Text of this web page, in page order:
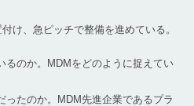
け、急ピッチで整備を進めている。
るのか。MDMをどのように捉えてい
ったのか。MDM先進企業であるプラ